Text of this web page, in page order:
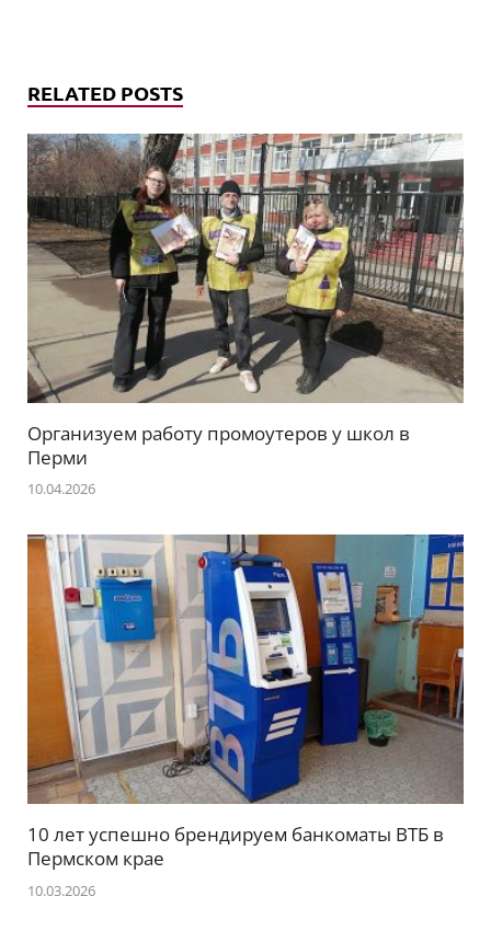
RELATED POSTS
Организуем работу промоутеров у школ в
Перми
10.04.2026
10 лет успешно брендируем банкоматы ВТБ в
Пермском крае
10.03.2026